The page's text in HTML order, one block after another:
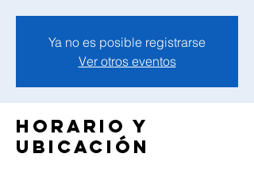
Ya no es posible registrarse
Ver otros eventos
Horario y
ubicación